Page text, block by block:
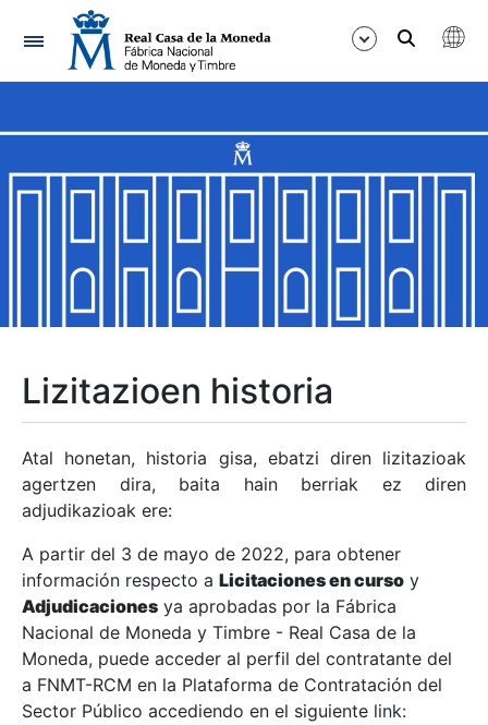
Nabigazioa
Erakutsi/Ezkutatu
Erakutsi/Ezkutatu
Erakutsi/Ezkutatu
Erakutsi/Ezkutatu
Erakutsi/Ezkutatu
Erakutsi/Ezkutatu
Erakutsi/Ezkutatu
Lizitazioen historia
Atal honetan, historia gisa, ebatzi diren lizitazioak
agertzen dira, baita hain berriak ez diren
adjudikazioak ere:
A partir del 3 de mayo de 2022, para obtener
información respecto a Licitaciones en curso y
Adjudicaciones ya aprobadas por la Fábrica
Nacional de Moneda y Timbre - Real Casa de la
Moneda, puede acceder al perfil del contratante del
a FNMT-RCM en la Plataforma de Contratación del
Sector Público accediendo en el siguiente link: